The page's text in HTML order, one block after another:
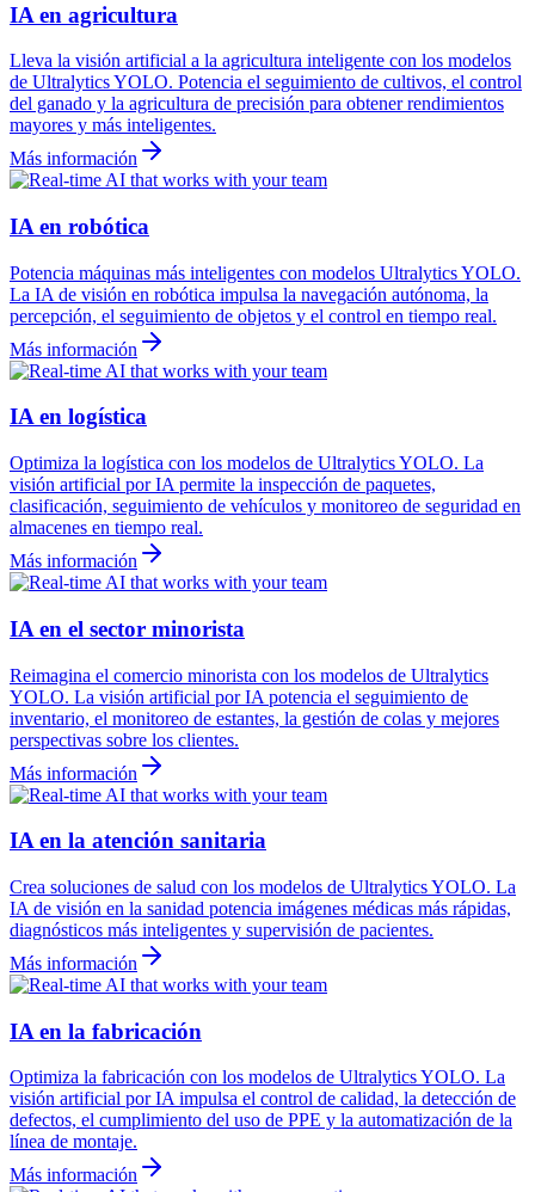
IA en agricultura
Lleva la visión artificial a la agricultura inteligente con los modelos
de Ultralytics YOLO. Potencia el seguimiento de cultivos, el control
del ganado y la agricultura de precisión para obtener rendimientos
mayores y más inteligentes.
Más información
IA en robótica
Potencia máquinas más inteligentes con modelos Ultralytics YOLO.
La IA de visión en robótica impulsa la navegación autónoma, la
percepción, el seguimiento de objetos y el control en tiempo real.
Más información
IA en logística
Optimiza la logística con los modelos de Ultralytics YOLO. La
visión artificial por IA permite la inspección de paquetes,
clasificación, seguimiento de vehículos y monitoreo de seguridad en
almacenes en tiempo real.
Más información
IA en el sector minorista
Reimagina el comercio minorista con los modelos de Ultralytics
YOLO. La visión artificial por IA potencia el seguimiento de
inventario, el monitoreo de estantes, la gestión de colas y mejores
perspectivas sobre los clientes.
Más información
IA en la atención sanitaria
Crea soluciones de salud con los modelos de Ultralytics YOLO. La
IA de visión en la sanidad potencia imágenes médicas más rápidas,
diagnósticos más inteligentes y supervisión de pacientes.
Más información
IA en la fabricación
Optimiza la fabricación con los modelos de Ultralytics YOLO. La
visión artificial por IA impulsa el control de calidad, la detección de
defectos, el cumplimiento del uso de PPE y la automatización de la
línea de montaje.
Más información